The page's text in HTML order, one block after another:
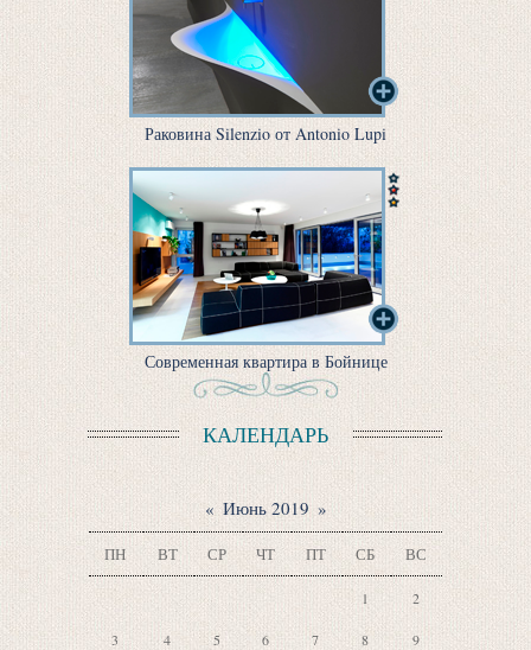
Раковина Silenzio от Antonio Lupi
Современная квартира в Бойнице
КАЛЕНДАРЬ
« Июнь 2019 »
ПН ВТ СР ЧТ ПТ СБ ВС
1 2
3 4 5 6 7 8 9